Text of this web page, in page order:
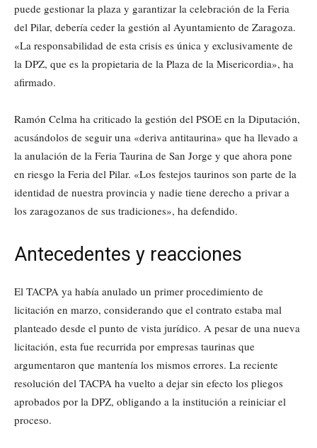
puede gestionar la plaza y garantizar la celebración de la Feria
del Pilar, debería ceder la gestión al Ayuntamiento de Zaragoza.
«La responsabilidad de esta crisis es única y exclusivamente de
la DPZ, que es la propietaria de la Plaza de la Misericordia», ha
afirmado.
Ramón Celma ha criticado la gestión del PSOE en la Diputación,
acusándolos de seguir una «deriva antitaurina» que ha llevado a
la anulación de la Feria Taurina de San Jorge y que ahora pone
en riesgo la Feria del Pilar. «Los festejos taurinos son parte de la
identidad de nuestra provincia y nadie tiene derecho a privar a
los zaragozanos de sus tradiciones», ha defendido.
Antecedentes y reacciones
El TACPA ya había anulado un primer procedimiento de
licitación en marzo, considerando que el contrato estaba mal
planteado desde el punto de vista jurídico. A pesar de una nueva
licitación, esta fue recurrida por empresas taurinas que
argumentaron que mantenía los mismos errores. La reciente
resolución del TACPA ha vuelto a dejar sin efecto los pliegos
aprobados por la DPZ, obligando a la institución a reiniciar el
proceso.